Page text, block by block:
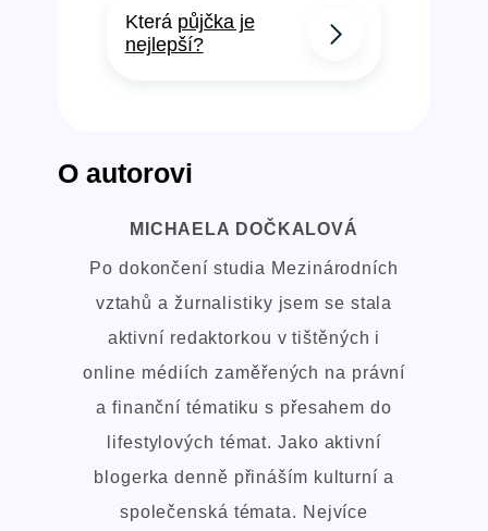
Která půjčka je
nejlepší?
O autorovi
MICHAELA DOČKALOVÁ
Po dokončení studia Mezinárodních
vztahů a žurnalistiky jsem se stala
aktivní redaktorkou v tištěných i
online médiích zaměřených na právní
a finanční tématiku s přesahem do
lifestylových témat. Jako aktivní
blogerka denně přináším kulturní a
společenská témata. Nejvíce